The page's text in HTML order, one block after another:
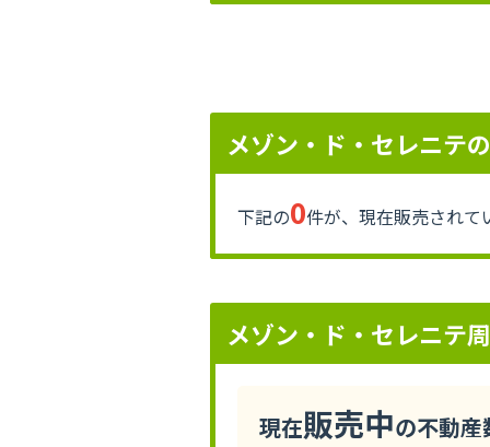
メゾン・ド・セレニテ
下記の0件が、現在販売されて
メゾン・ド・セレニテ
現在販売中の不動産